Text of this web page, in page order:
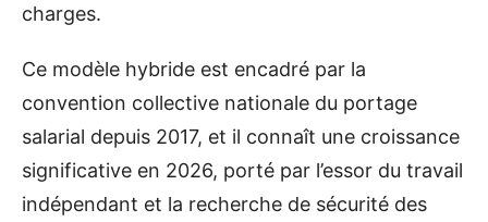
charges.
Ce modèle hybride est encadré par la
convention collective nationale du portage
salarial depuis 2017, et il connaît une croissance
significative en 2026, porté par l’essor du travail
indépendant et la recherche de sécurité des